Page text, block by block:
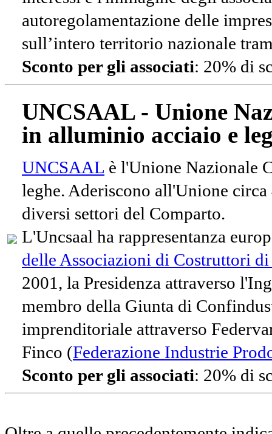
autoregolamentazione delle
sull’intero territorio nazionale
Sconto per gli associati: 20% di
UNCSAAL - Unione
in alluminio acciaio e
UNCSAAL è l'Unione Nazionale
leghe. Aderiscono all'Unione
diversi settori del Comparto.
L'Uncsaal ha rappresentanza
delle Associazioni di Costruttori
2001, la Presidenza attraverso
membro della Giunta di
imprenditoriale attraverso
Finco (Federazione Industrie
Sconto per gli associati: 20% di